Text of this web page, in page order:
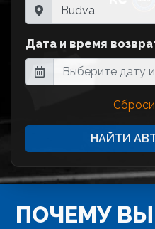
Дата и время
НАЙТИ
ПОЧЕМУ